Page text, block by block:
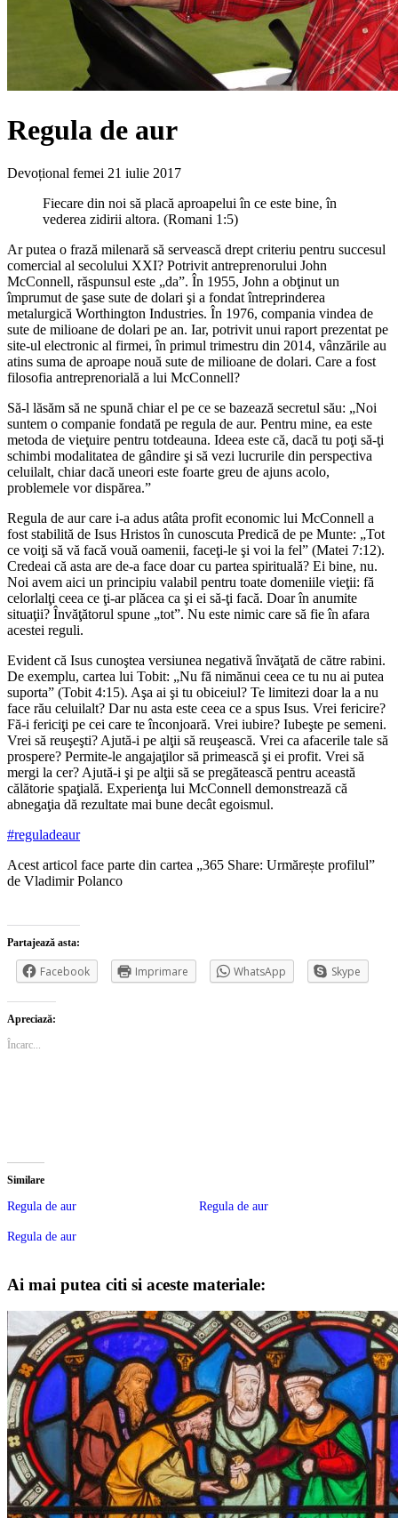
Regula de aur
Devoțional femei 21 iulie 2017
Fiecare din noi să placă aproapelui în ce este bine, în
vederea zidirii altora. (Romani 1:5)
Ar putea o frază milenară să servească drept criteriu pentru succesul
comercial al secolului XXI? Potrivit antreprenorului John
McConnell, răspunsul este „da”. În 1955, John a obţinut un
împrumut de şase sute de dolari şi a fondat întreprinderea
metalurgică Worthington Industries. În 1976, compania vindea de
sute de milioane de dolari pe an. Iar, potrivit unui raport prezentat pe
site-ul electronic al firmei, în primul trimestru din 2014, vânzările au
atins suma de aproape nouă sute de milioane de dolari. Care a fost
filosofia antreprenorială a lui McConnell?
Să-l lăsăm să ne spună chiar el pe ce se bazează secretul său: „Noi
suntem o companie fondată pe regula de aur. Pentru mine, ea este
metoda de vieţuire pentru totdeauna. Ideea este că, dacă tu poţi să-ţi
schimbi modalitatea de gândire şi să vezi lucrurile din perspectiva
celuilalt, chiar dacă uneori este foarte greu de ajuns acolo,
problemele vor dispărea.”
Regula de aur care i-a adus atâta profit economic lui McConnell a
fost stabilită de Isus Hristos în cunoscuta Predică de pe Munte: „Tot
ce voiţi să vă facă vouă oamenii, faceţi-le şi voi la fel” (Matei 7:12).
Credeai că asta are de-a face doar cu partea spirituală? Ei bine, nu.
Noi avem aici un principiu valabil pentru toate domeniile vieţii: fă
celorlalţi ceea ce ţi-ar plăcea ca şi ei să-ţi facă. Doar în anumite
situaţii? Învăţătorul spune „tot”. Nu este nimic care să fie în afara
acestei reguli.
Evident că Isus cunoştea versiunea negativă învăţată de către rabini.
De exemplu, cartea lui Tobit: „Nu fă nimănui ceea ce tu nu ai putea
suporta” (Tobit 4:15). Aşa ai şi tu obiceiul? Te limitezi doar la a nu
face rău celuilalt? Dar nu asta este ceea ce a spus Isus. Vrei fericire?
Fă-i fericiţi pe cei care te înconjoară. Vrei iubire? Iubeşte pe semeni.
Vrei să reuşeşti? Ajută-i pe alţii să reuşească. Vrei ca afacerile tale să
prospere? Permite-le angajaţilor să primească şi ei profit. Vrei să
mergi la cer? Ajută-i şi pe alţii să se pregătească pentru această
călătorie spaţială. Experienţa lui McConnell demonstrează că
abnegaţia dă rezultate mai bune decât egoismul.
#reguladeaur
Acest articol face parte din cartea „365 Share: Urmărește profilul”
de Vladimir Polanco
Partajează asta:
Facebook Imprimare WhatsApp Skype
Apreciază:
Încarc...
Similare
Regula de aur Regula de aur
Regula de aur
Ai mai putea citi si aceste materiale: